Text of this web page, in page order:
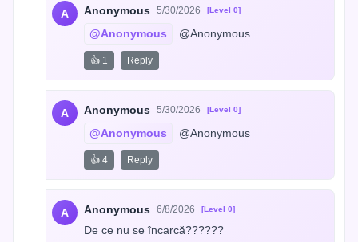
A Anonymous 5/30/2026 [Level 0]
@Anonymous @Anonymous
👍 1 Reply
A Anonymous 5/30/2026 [Level 0]
@Anonymous @Anonymous
👍 4 Reply
A Anonymous 6/8/2026 [Level 0]
De ce nu se încarcă??????